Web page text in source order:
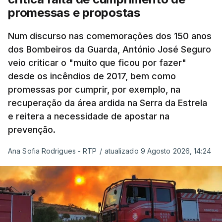
questões económicas de um país em guerra que
se confronta agora com uma inflação de 88%.
De acordo com a informação oficial, que não indica
onde ou quando decorreu a reunião, Khamenei e
Pezeshkian discutiram ainda formas de garantir
recursos e gerir as despesas "em riais, divisas e
energia", bem como sobre a cooperação
económica com parceiros estrangeiros.
"corrijam o comportamento". Teerão deixou ainda
novas exigências para reabrir o Estreito de Ormuz,
incluindo o fim do bloqueio naval, suspensão das
sanções e fim das operações militares contra o
país e aliados regionais.
promessas e propostas
Num discurso nas comemorações dos 150 anos
dos Bombeiros da Guarda, António José Seguro
veio criticar o "muito que ficou por fazer"
desde os incêndios de 2017, bem como
promessas por cumprir, por exemplo, na
recuperação da área ardida na Serra da Estrela
e reitera a necessidade de apostar na
prevenção.
Ana Sofia Rodrigues - RTP / atualizado 9 Agosto 2026, 14:24